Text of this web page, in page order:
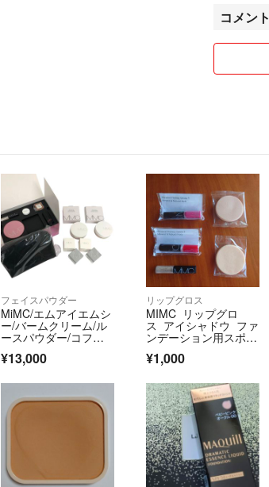
コメント
フェイスパウダー
MiMC/エムアイエムシ
ー/バームクリーム/ル
ースパウダー/コフレB
703
¥13,000
リップグロス
MIMC リップグロ
ス アイシャドウ ファ
ンデーション用スポン
¥1,000